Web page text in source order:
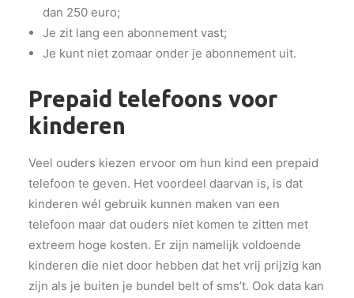
dan 250 euro;
Je zit lang een abonnement vast;
Je kunt niet zomaar onder je abonnement uit.
Prepaid telefoons voor
kinderen
Veel ouders kiezen ervoor om hun kind een prepaid
telefoon te geven. Het voordeel daarvan is, is dat
kinderen wél gebruik kunnen maken van een
telefoon maar dat ouders niet komen te zitten met
extreem hoge kosten. Er zijn namelijk voldoende
kinderen die niet door hebben dat het vrij prijzig kan
zijn als je buiten je bundel belt of sms’t. Ook data kan